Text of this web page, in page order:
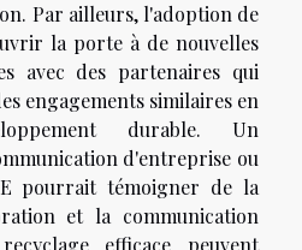
Par ailleurs, l'adoption de
la porte à de nouvelles
avec des partenaires qui
engagements similaires en
durable. Un
d'entreprise ou
pourrait témoigner de la
et la communication